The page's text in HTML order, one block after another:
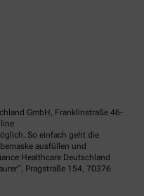
GmbH, Franklinstraße 46-
So einfach geht die
ausfüllen und
Healthcare Deutschland
Pragstraße 154, 70376